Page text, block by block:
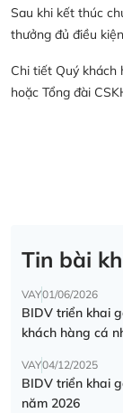
Sau khi kết thúc
thưởng đủ điều
Chi tiết Quý khách
hoặc Tổng đài
Tin bài
VAY01/06/2026
BIDV triển khai
khách hàng cá
VAY04/12/2025
BIDV triển khai
năm 2026